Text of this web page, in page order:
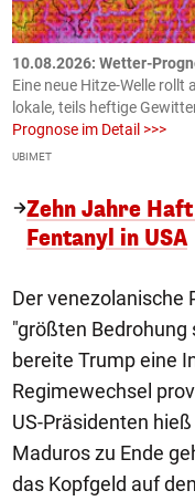
10.08.2026: Wetter-
Eine neue Hitze-Welle
lokale, teils heftige
Prognose im Detail >>>
UBIMET
Zehn Jahre
Fentanyl in USA
Der venezolanische
"größten
bereite Trump eine
Regimewechsel
US-Präsidenten
Maduros zu Ende
das Kopfgeld auf